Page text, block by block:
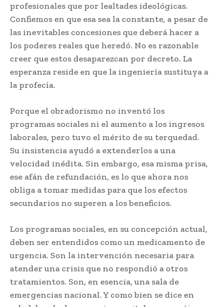
profesionales que por lealtades ideológicas.
Confiemos en que esa sea la constante, a pesar de
las inevitables concesiones que deberá hacer a
los poderes reales que heredó. No es razonable
creer que estos desaparezcan por decreto. La
esperanza reside en que la ingeniería sustituya a
la profecía.
Porque el obradorismo no inventó los
programas sociales ni el aumento a los ingresos
laborales, pero tuvo el mérito de su terquedad.
Su insistencia ayudó a extenderlos a una
velocidad inédita. Sin embargo, esa misma prisa,
ese afán de refundación, es lo que ahora nos
obliga a tomar medidas para que los efectos
secundarios no superen a los beneficios.
Los programas sociales, en su concepción actual,
deben ser entendidos como un medicamento de
urgencia. Son la intervención necesaria para
atender una crisis que no respondió a otros
tratamientos. Son, en esencia, una sala de
emergencias nacional. Y como bien se dice en